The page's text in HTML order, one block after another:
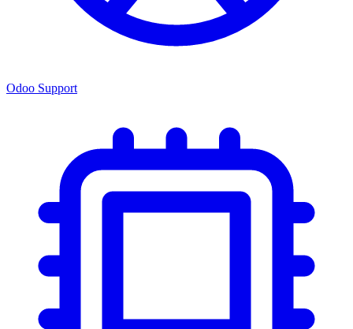
Odoo Support